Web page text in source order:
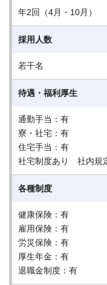
年2回（4月・10月）
採用人数
若干名
待遇・福利厚生
通勤手当：有
寮・社宅：有
住宅手当：有
社宅制度あり 社内規
各種制度
健康保険：有
雇用保険：有
労災保険：有
厚生年金：有
退職金制度：有